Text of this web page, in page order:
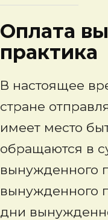
Оплата
практика
В настоящее
стране
имеет место
обращаются в
вынужденного
вынужденного
дни